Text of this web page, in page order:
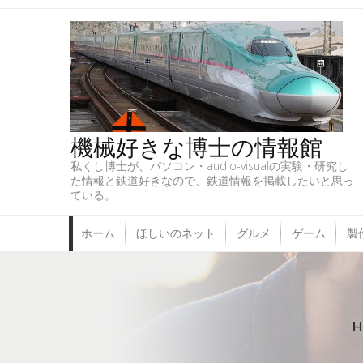
機械好きな博士の情報館
私くし博士が、パソコン・audio-visualの実験・研究し
た情報と鉄道好きなので、鉄道情報を掲載したいと思っ
ている。
ホーム ほしいのネット グルメ ゲーム 製